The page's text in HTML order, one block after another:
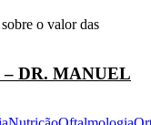
o valor das
DR. MANUEL